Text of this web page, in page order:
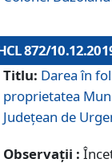
872/
Titlu: Darea în
proprietatea
Judeţean de
Observații :